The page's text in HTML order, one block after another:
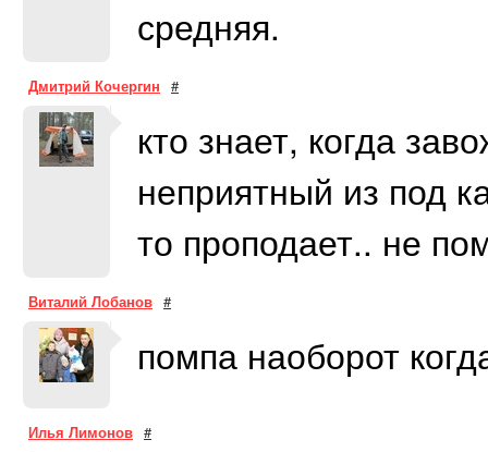
средняя.
Дмитрий Кочергин #
кто знает, когда
неприятный из под
то проподает.. не
Виталий Лобанов #
помпа наоборот
Илья Лимонов #